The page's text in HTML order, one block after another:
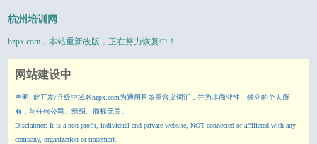
杭州培训网
hzpx.com ，本站重新改版，正在努力恢复中！
网站建设中
声明: 此开发/升级中域名hzpx.com为通用且多重含义词汇，并为非商业性、独立的个人所
有，与任何公司、组织、商标无关。
Disclaimer: It is a non-profit, individual and private website, NOT connected or affiliated with any
company, organization or trademark.